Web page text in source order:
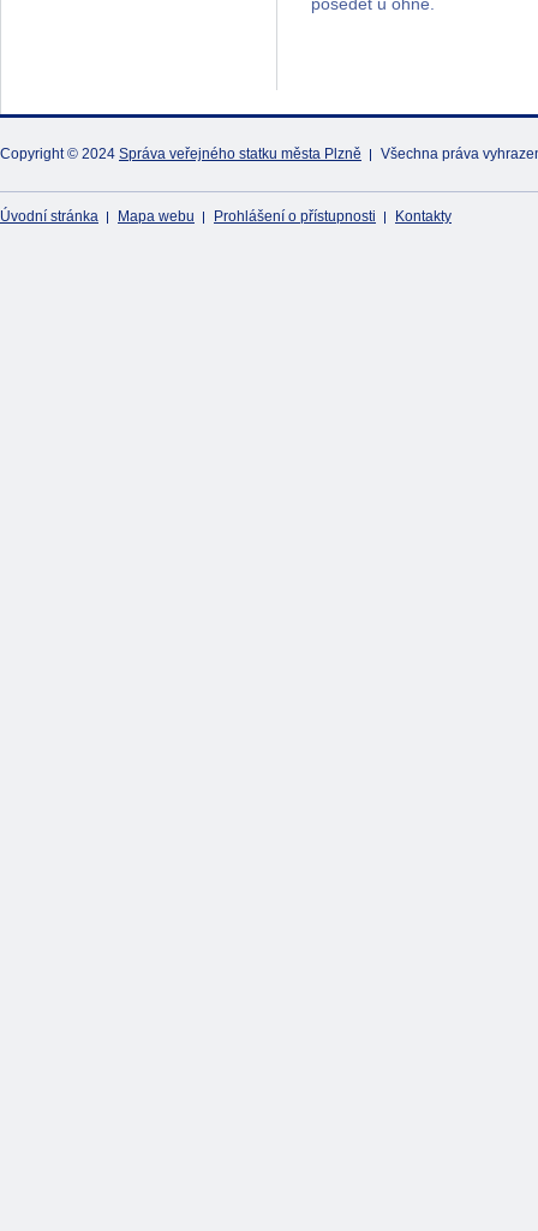
posedět u ohně.
Copyright © 2024 Správa veřejného statku města Plzně Všechna práva
Úvodní stránka Mapa webu Prohlášení o přístupnosti Kontakty